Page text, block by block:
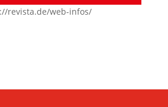
revista.de/web-infos/